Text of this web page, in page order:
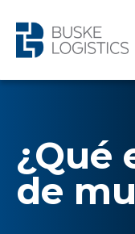
¿Qué
de